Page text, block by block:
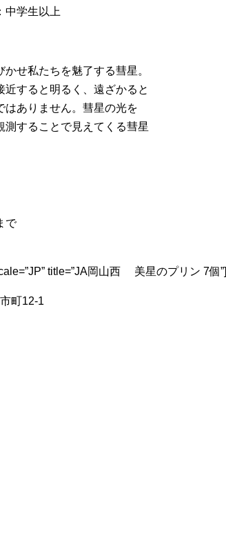
中学生以上
せ私たちを魅了する彗星。
すると明るく、遠ざかると
はありません。彗星の光を
することで見えてくる彗星
で
title=”JA岡山西 美星のプリン 7個”]
町12-1